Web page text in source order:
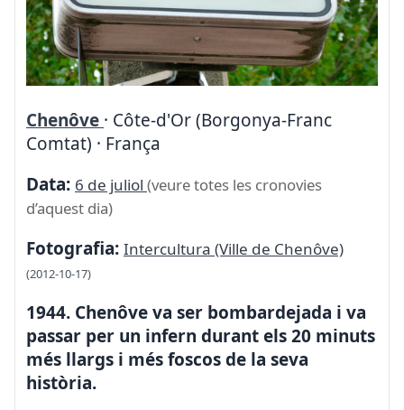
Chenôve · Côte-d'Or (Borgonya-Franc
Comtat) · França
Data: 6 de juliol (veure totes les cronovies
d’aquest dia)
Fotografia: Intercultura (Ville de Chenôve)
(2012-10-17)
1944. Chenôve va ser bombardejada i va
passar per un infern durant els 20 minuts
més llargs i més foscos de la seva
història.